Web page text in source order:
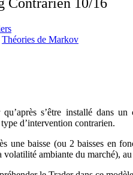
Théories de Markov
s’être installé dans
d’intervention contrarien.
une baisse (ou 2 baisses en
volatilité ambiante du marché),